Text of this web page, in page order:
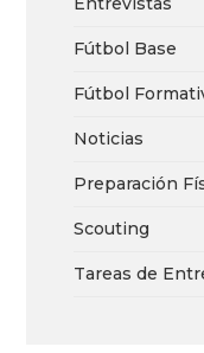
Fútbol Base
Fútbol
Noticias
Preparación
Scouting
Tareas de